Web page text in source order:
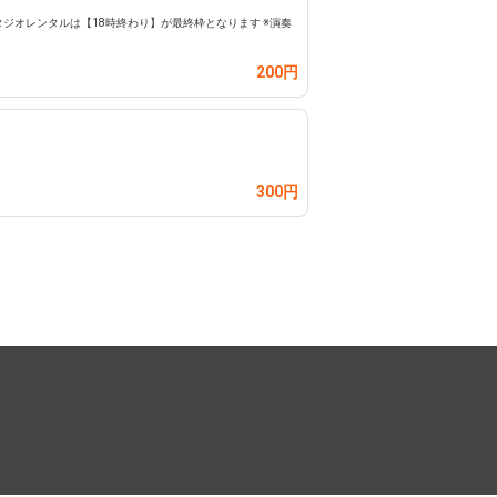
オレンタルは【18時終わり】が最終枠となります ※演奏
200円
300円